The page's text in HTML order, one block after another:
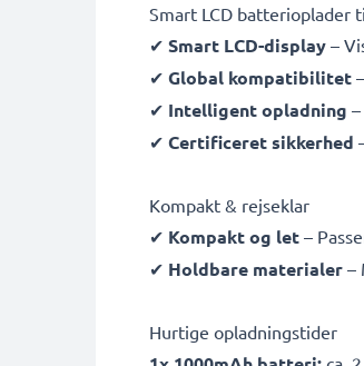
Smart LCD batterioplader
✔ Smart LCD-display –
✔ Global kompatibilitet
✔ Intelligent opladning
✔ Certificeret sikkerhed
Kompakt & rejseklar
✔ Kompakt og let –
✔ Holdbare materialer –
Hurtige opladningstider